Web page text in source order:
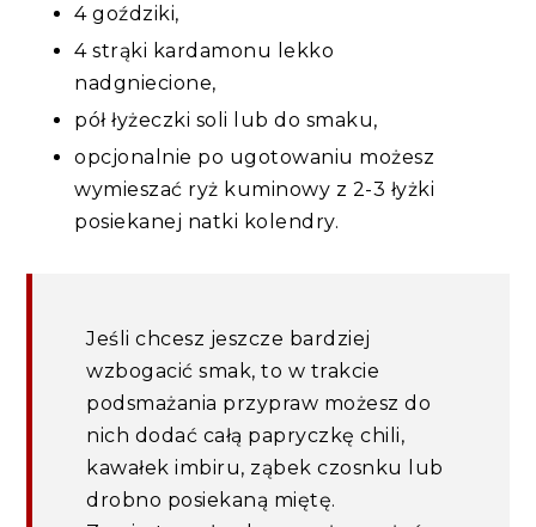
4 goździki,
4 strąki kardamonu lekko
nadgniecione,
pół łyżeczki soli lub do smaku,
opcjonalnie po ugotowaniu możesz
wymieszać ryż kuminowy z 2-3 łyżki
posiekanej natki kolendry.
Jeśli chcesz jeszcze bardziej
wzbogacić smak, to w trakcie
podsmażania przypraw możesz do
nich dodać całą papryczkę chili,
kawałek imbiru, ząbek czosnku lub
drobno posiekaną miętę.